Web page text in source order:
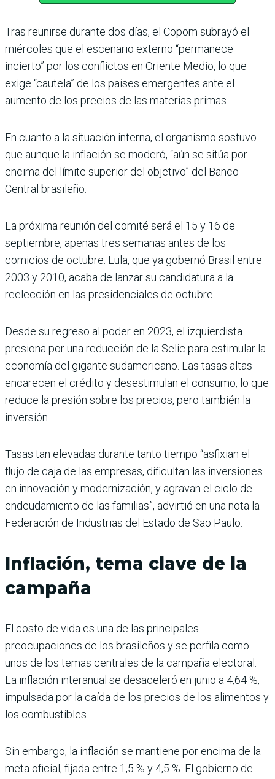
Tras reunirse durante dos días, el Copom subrayó el
miércoles que el escenario externo “permanece
incierto” por los conflictos en Oriente Medio, lo que
exige “cautela” de los países emergentes ante el
aumento de los precios de las materias primas.
En cuanto a la situación interna, el organismo sostuvo
que aunque la inflación se moderó, “aún se sitúa por
encima del límite superior del objetivo” del Banco
Central brasileño.
La próxima reunión del comité será el 15 y 16 de
septiembre, apenas tres semanas antes de los
comicios de octubre. Lula, que ya gobernó Brasil entre
2003 y 2010, acaba de lanzar su candidatura a la
reelección en las presidenciales de octubre.
Desde su regreso al poder en 2023, el izquierdista
presiona por una reducción de la Selic para estimular la
economía del gigante sudamericano. Las tasas altas
encarecen el crédito y desestimulan el consumo, lo que
reduce la presión sobre los precios, pero también la
inversión.
Tasas tan elevadas durante tanto tiempo “asfixian el
flujo de caja de las empresas, dificultan las inversiones
en innovación y modernización, y agravan el ciclo de
endeudamiento de las familias”, advirtió en una nota la
Federación de Industrias del Estado de Sao Paulo.
Inflación, tema clave de la
campaña
El costo de vida es una de las principales
preocupaciones de los brasileños y se perfila como
unos de los temas centrales de la campaña electoral.
La inflación interanual se desaceleró en junio a 4,64 %,
impulsada por la caída de los precios de los alimentos y
los combustibles.
Sin embargo, la inflación se mantiene por encima de la
meta oficial, fijada entre 1,5 % y 4,5 %. El gobierno de